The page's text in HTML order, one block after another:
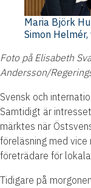
Maria Björk
Simon Helmér,
Foto på Elisabeth
Andersson/
Svensk och
Samtidigt är
märktes när
föreläsning med
företrädare för
Tidigare på